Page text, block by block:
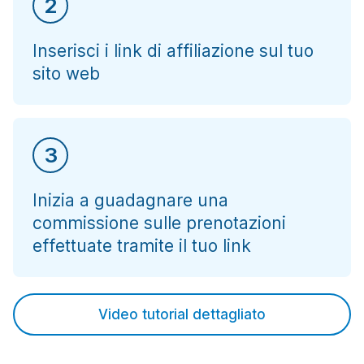
2
Inserisci i link di affiliazione sul tuo
sito web
3
Inizia a guadagnare una
commissione sulle prenotazioni
effettuate tramite il tuo link
Video tutorial dettagliato